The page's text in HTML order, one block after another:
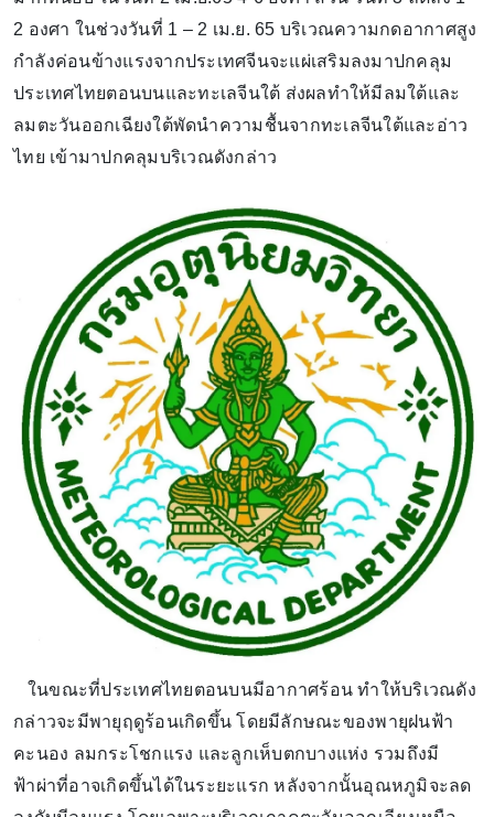
2 องศา ในช่วงวันที่ 1 – 2 เม.ย. 65 บริเวณความกดอากาศสูง
กำลังค่อนข้างแรงจากประเทศจีนจะแผ่เสริมลงมาปกคลุม
ประเทศไทยตอนบนและทะเลจีนใต้ ส่งผลทำให้มีลมใต้และ
ลมตะวันออกเฉียงใต้พัดนำความชื้นจากทะเลจีนใต้และอ่าว
ไทย เข้ามาปกคลุมบริเวณดังกล่าว
ในขณะที่ประเทศไทยตอนบนมีอากาศร้อน ทำให้บริเวณดัง
กล่าวจะมีพายุฤดูร้อนเกิดขึ้น โดยมีลักษณะของพายุฝนฟ้า
คะนอง ลมกระโชกแรง และลูกเห็บตกบางแห่ง รวมถึงมี
ฟ้าผ่าที่อาจเกิดขึ้นได้ในระยะแรก หลังจากนั้นอุณหภูมิจะลด